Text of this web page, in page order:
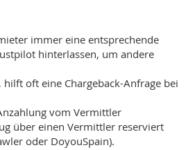
immer eine entsprechende
hinterlassen, um andere
oft eine Chargeback-Anfrage bei
vom Vermittler
über einen Vermittler reserviert
oder DoyouSpain).